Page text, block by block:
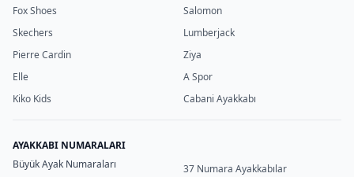
Fox Shoes
Skechers
Pierre Cardin
Elle
Kiko Kids
Salomon
Lumberjack
Ziya
A Spor
Cabani Ayakkabı
AYAKKABI NUMARALARI
Büyük Ayak Numaraları
37 Numara Ayakkabılar